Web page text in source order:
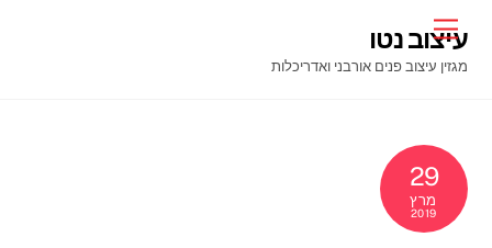
content
Menu
עיצוב נטו
מגזין עיצוב פנים אורבני ואדריכלות
29
מרץ
2019